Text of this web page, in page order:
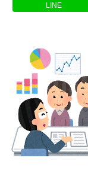
LINE